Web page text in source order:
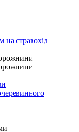
на стравохід